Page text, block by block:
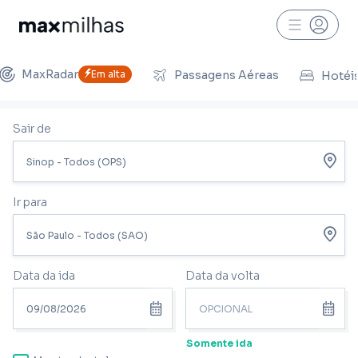
MaxRadar Em alta Passagens Aéreas
Sair de
Ir para
Data da ida Data da volta
Somente ida